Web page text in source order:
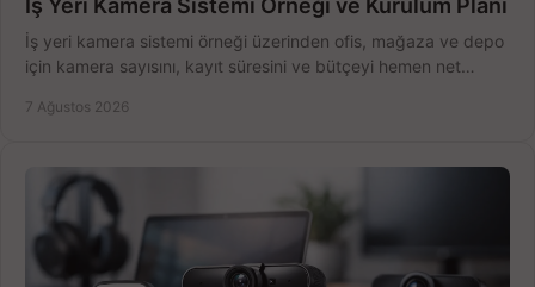
İş Yeri Kamera Sistemi Örneği ve Kurulum Planı
İş yeri kamera sistemi örneği üzerinden ofis, mağaza ve depo
için kamera sayısını, kayıt süresini ve bütçeyi hemen net
7 Ağustos 2026